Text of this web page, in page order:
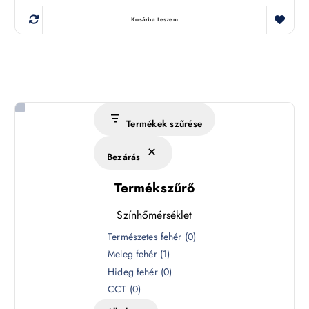
Kosárba teszem
Termékek szűrése
Bezárás
Termékszűrő
Színhőmérséklet
Természetes fehér (0)
Meleg fehér (1)
Hideg fehér (0)
CCT (0)